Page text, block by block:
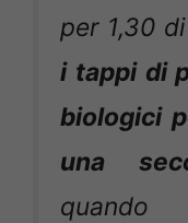
per 1,30
i tappi di
biologici
una
quando